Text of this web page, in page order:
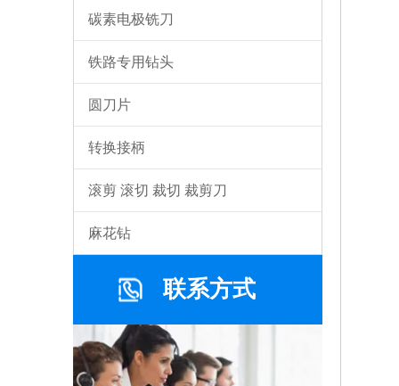
碳素电极铣刀
铁路专用钻头
圆刀片
转换接柄
滚剪 滚切 裁切 裁剪刀
麻花钻
联系方式